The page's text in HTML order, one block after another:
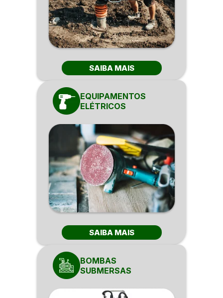
SAIBA MAIS
EQUIPAMENTOS
ELÉTRICOS
SAIBA MAIS
BOMBAS
SUBMERSAS